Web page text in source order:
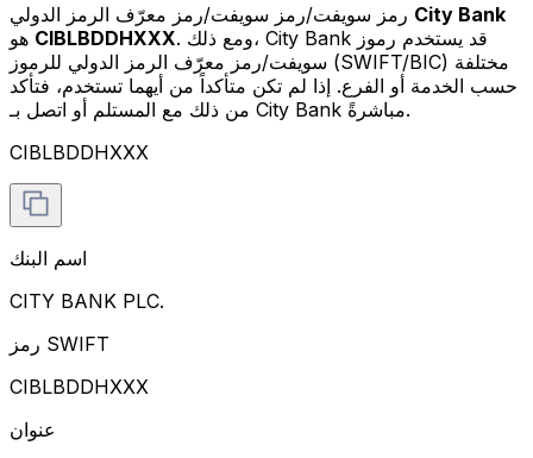
City Bank
CIBLBDDHXXX. ومع ذلك، City Bank قد يستخدم رموز
سويفت/رمز معرّف الرمز الدولي للرموز (SWIFT/BIC) مختلفة
حسب الخدمة أو الفرع. إذا لم تكن متأكداً من أيهما تستخدم، فتأكد
من ذلك مع المستلم أو اتصل بـ City Bank مباشرةً.
CIBLBDDHXXX
اسم البنك
CITY BANK PLC.
رمز SWIFT
CIBLBDDHXXX
عنوان